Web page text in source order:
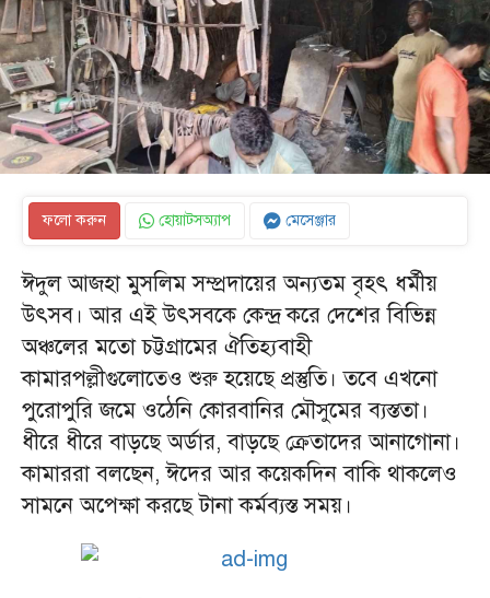
ফলো করুন হোয়াটসঅ্যাপ মেসেঞ্জার
ঈদুল আজহা মুসলিম সম্প্রদায়ের অন্যতম বৃহৎ ধর্মীয়
উৎসব। আর এই উৎসবকে কেন্দ্র করে দেশের বিভিন্ন
অঞ্চলের মতো চট্টগ্রামের ঐতিহ্যবাহী
কামারপল্লীগুলোতেও শুরু হয়েছে প্রস্তুতি। তবে এখনো
পুরোপুরি জমে ওঠেনি কোরবানির মৌসুমের ব্যস্ততা।
ধীরে ধীরে বাড়ছে অর্ডার, বাড়ছে ক্রেতাদের আনাগোনা।
কামাররা বলছেন, ঈদের আর কয়েকদিন বাকি থাকলেও
সামনে অপেক্ষা করছে টানা কর্মব্যস্ত সময়।